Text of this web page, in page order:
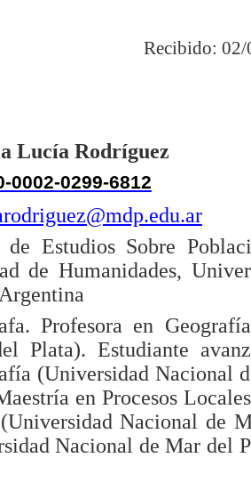
Recibido:
Lucía Rodríguez
0002-0299-6812
de Estudios Sobre
de Humanidades,
Profesora en
Plata). Estudiante
(Universidad Nacional
en Procesos
Nacional de
Nacional de Mar del